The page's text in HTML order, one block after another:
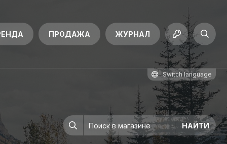
ПРОДАЖА ЖУРНАЛ
Switch language